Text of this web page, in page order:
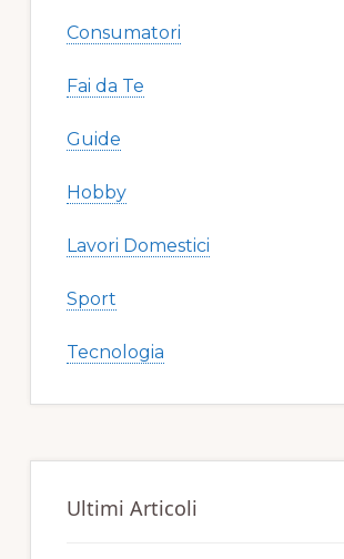
Consumatori
Fai da Te
Guide
Hobby
Lavori Domestici
Sport
Tecnologia
Ultimi Articoli